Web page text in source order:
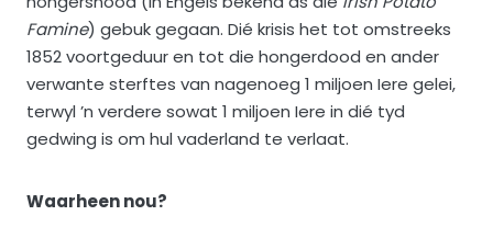
Famine) gebuk gegaan. Dié krisis het tot omstreeks
1852 voortgeduur en tot die hongerdood en ander
verwante sterftes van nagenoeg 1 miljoen Iere gelei,
terwyl ’n verdere sowat 1 miljoen Iere in dié tyd
gedwing is om hul vaderland te verlaat.
Waarheen nou?